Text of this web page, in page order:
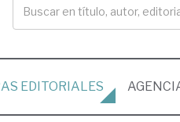
EDITORIALES